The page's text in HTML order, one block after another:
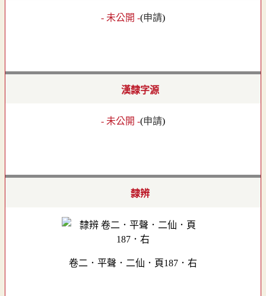
- 未公開 -(申請)
漢隸字源
- 未公開 -(申請)
隸辨
卷二．平聲．二仙．頁187．右